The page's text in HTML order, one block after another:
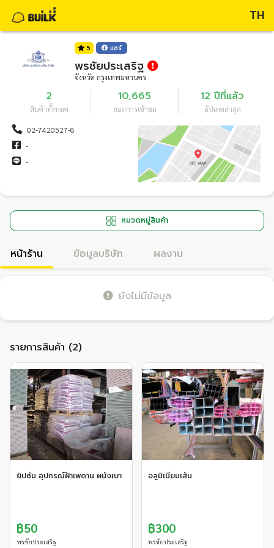
TH
5 แชร์
พรชัยประเสริฐ
จังหวัด กรุงเทพมหานคร
2
สินค้าทั้งหมด
10,665
ยอดการเข้าชม
12 ปีที่แล้ว
อัปเดตล่าสุด
02-7420527-8
-
-
หมวดหมู่สินค้า
หน้าร้าน ข้อมูลบริษัท ผลงาน
ยังไม่มีข้อมูล
รายการสินค้า (2)
ยิปซั่ม อุปกรณ์ฝ้าเพดาน ผนังเบา
฿50
พรชัยประเสริฐ
อลูมิเนียมเส้น
฿300
พรชัยประเสริฐ